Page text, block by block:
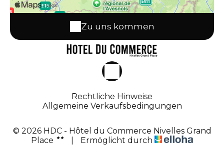
Zu uns kommen
Rechtliche Hinweise
Allgemeine Verkaufsbedingungen
© 2026 HDC - Hôtel du Commerce Nivelles Grand
Place
Ermöglicht durch